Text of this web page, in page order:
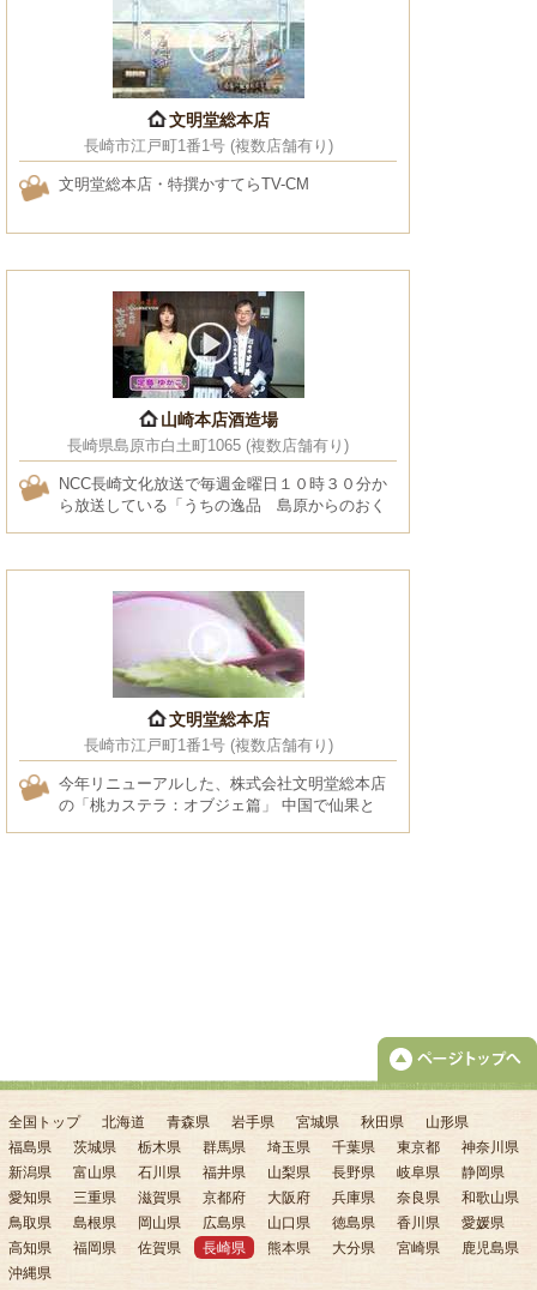
文明堂総本店
長崎市江戸町1番1号 (複数店舗有り)
文明堂総本店・特撰かすてらTV-CM
山崎本店酒造場
長崎県島原市白土町1065 (複数店舗有り)
NCC長崎文化放送で毎週金曜日１０時３０分か
ら放送している「うちの逸品 島原からのおく
文明堂総本店
長崎市江戸町1番1号 (複数店舗有り)
今年リニューアルした、株式会社文明堂総本店
の「桃カステラ：オブジェ篇」 中国で仙果と
全国トップ 北海道 青森県 岩手県 宮城県 秋田県
山形県
福島県
茨城県 栃木県 群馬県 埼玉県 千葉県 東京都
神奈川県
新潟県
富山県 石川県 福井県 山梨県 長野県 岐阜県
静岡県
愛知県
三重県 滋賀県 京都府 大阪府 兵庫県 奈良県
和歌山県
鳥取県
島根県 岡山県 広島県 山口県 徳島県 香川県
愛媛県
高知県
福岡県 佐賀県 長崎県 熊本県 大分県 宮崎県
鹿児島県
沖縄県